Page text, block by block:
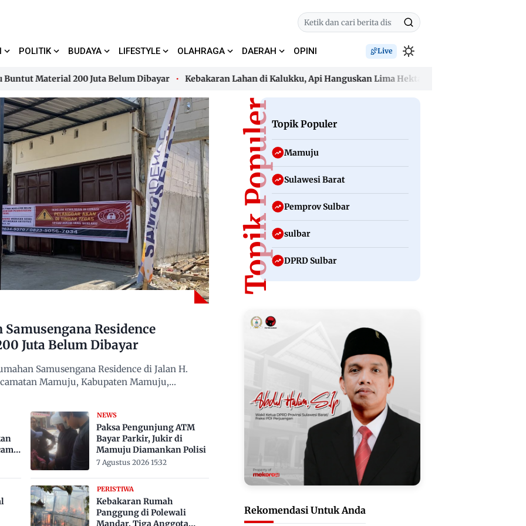
POLITIK BUDAYA LIFESTYLE OLAHRAGA DAERAH OPINI Live
Material 200 Juta Belum Dibayar Kebakaran Lahan di Kalukku, Api Hanguskan Lima Hektare dan Ancam Permukiman
Material 200 Juta Belum Dibayar Kebakaran Lahan di Kalukku, Api Hanguskan Lima Hektare dan Ancam Permukiman
Residence
Juta Belum Dibayar
Samusengana Residence di Jalan H.
Mamuju, Kabupaten Mamuju,
NEWS
Paksa Pengunjung ATM
Bayar Parkir, Jukir di
Mamuju Diamankan Polisi
7 Agustus 2026 15:32
PERISTIWA
Kebakaran Rumah
Panggung di Polewali
Mandar, Tiga Anggota
Topik PopulerTopik Populer
Mamuju
Sulawesi Barat
Pemprov Sulbar
sulbar
DPRD Sulbar
Rekomendasi Untuk Anda